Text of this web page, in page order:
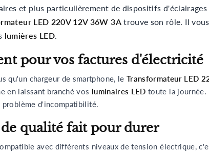
et plus particulièrement de dispositifs
LED 220V 12V 36W 3Atrouve son rôle. Il
lumières LED.
pour vos factures d'électricité
qu'un chargeur de smartphone, le Transformateur LED
en laissant branché vos luminaires LED toute la journée.
problème d'incompatibilité.
qualité fait pour durer
avec différents niveaux de tension électrique,